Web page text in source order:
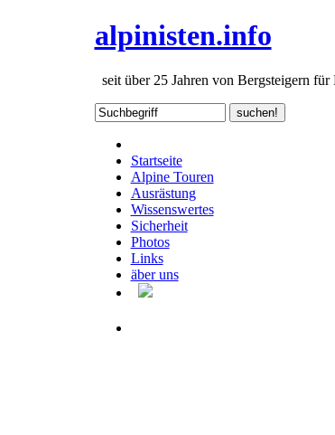
alpinisten.info
seit über 25 Jahren von Bergsteigern für
Startseite
Alpine Touren
Ausrästung
Wissenswertes
Sicherheit
Photos
Links
äber uns